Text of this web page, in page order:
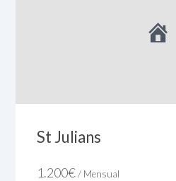
St Julians
1.200€ / Mensual